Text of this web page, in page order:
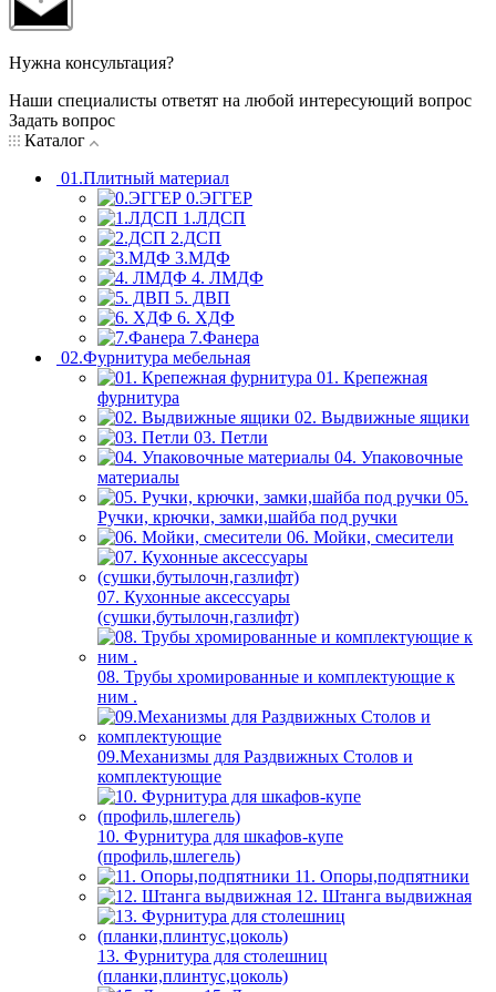
Нужна консультация?
Наши специалисты ответят на любой интересующий вопрос
Задать вопрос
Каталог
01.Плитный материал
0.ЭГГЕР
1.ЛДСП
2.ДСП
3.МДФ
4. ЛМДФ
5. ДВП
6. ХДФ
7.Фанера
02.Фурнитура мебельная
01. Крепежная
фурнитура
02. Выдвижные ящики
03. Петли
04. Упаковочные
материалы
05.
Ручки, крючки, замки,шайба под ручки
06. Мойки, смесители
07. Кухонные аксессуары
(сушки,бутылочн,газлифт)
08. Трубы хромированные и комплектующие к
ним .
09.Механизмы для Раздвижных Столов и
комплектующие
10. Фурнитура для шкафов-купе
(профиль,шлегель)
11. Опоры,подпятники
12. Штанга выдвижная
13. Фурнитура для столешниц
(планки,плинтус,цоколь)